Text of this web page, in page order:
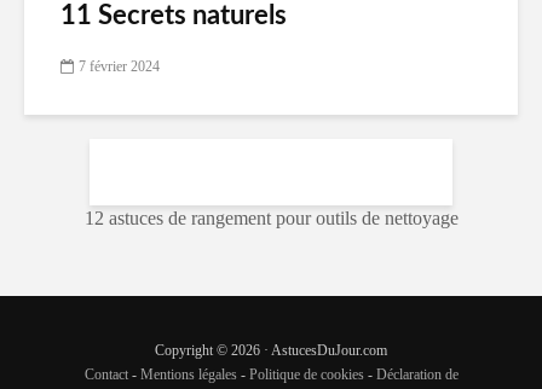
11 Secrets naturels
7 février 2024
12 astuces de rangement pour outils de nettoyage
Copyright © 2026 · AstucesDuJour.com
Contact- Mentions légales- Politique de cookies- Déclaration de